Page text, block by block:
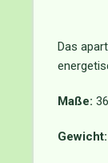
Das
Maße:
Gewicht: